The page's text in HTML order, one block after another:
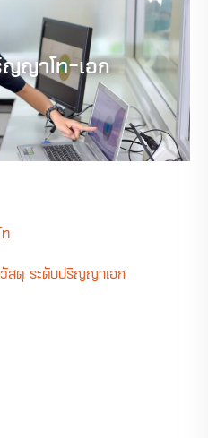
ญาโท-เอก
ดุ ระดับปริญญาเอก